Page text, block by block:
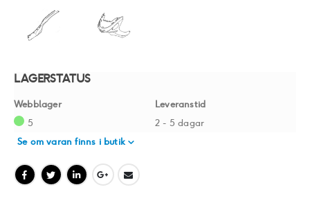
LAGERSTATUS
Webblager
Leveranstid
5
2 - 5 dagar
Se om varan finns i butik